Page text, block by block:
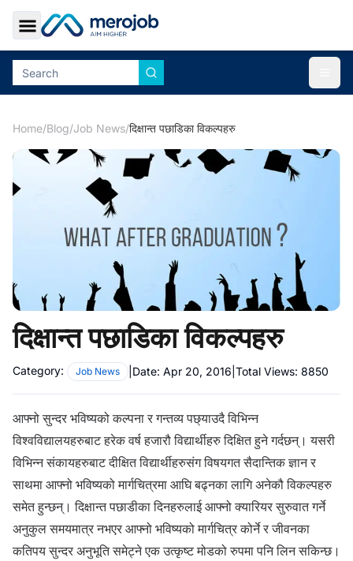
Toggle Sidebar
Home/Blog/Job News/दिक्षान्त पछाडिका विकल्पहरु
दिक्षान्त पछाडिका विकल्पहरु
Category: Job News Date: Apr 20, 2016 Total Views: 8850
आफ्नो सुन्दर भविष्यको कल्पना र गन्तव्य पछ्याउदै विभिन्न
विश्वविद्यालयहरुबाट हरेक वर्ष हजारौ विद्यार्थीहरु दिक्षित हुने गर्दछन्। यसरी
विभिन्न संकायहरुबाट दीक्षित विद्यार्थीहरुसंग विषयगत सैदान्तिक ज्ञान र
साथमा आफ्नो भविष्यको मार्गचित्रमा आघि बढ्नका लागि अनेकौ विकल्पहरु
समेत हुन्छन्। दिक्षान्त पछाडीका दिनहरुलाई आफ्नो क्यारियर सुरुवात गर्ने
अनुकुल समयमात्र नभएर आफ्नो भविष्यको मार्गचित्र कोर्ने र जीवनका
कतिपय सुन्दर अनुभूति समेट्ने एक उत्कृष्ट मोडको रुपमा पनि लिन सकिन्छ।